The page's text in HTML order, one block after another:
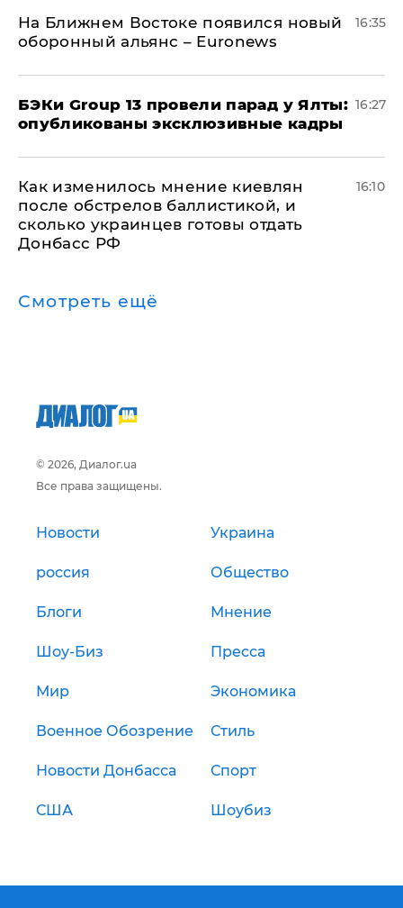
На Ближнем Востоке появился новый
оборонный альянс – Euronews
16:35
​БЭКи Group 13 провели парад у Ялты:
опубликованы эксклюзивные кадры
16:27
Как изменилось мнение киевлян
после обстрелов баллистикой, и
сколько украинцев готовы отдать
Донбасс РФ
16:10
Смотреть ещё
© 2026, Диалог.ua
Все права защищены.
Новости Украина
россия Общество
Блоги Мнение
Шоу-Биз Пресса
Мир Экономика
Военное Обозрение Стиль
Новости Донбасса Спорт
США Шоубиз